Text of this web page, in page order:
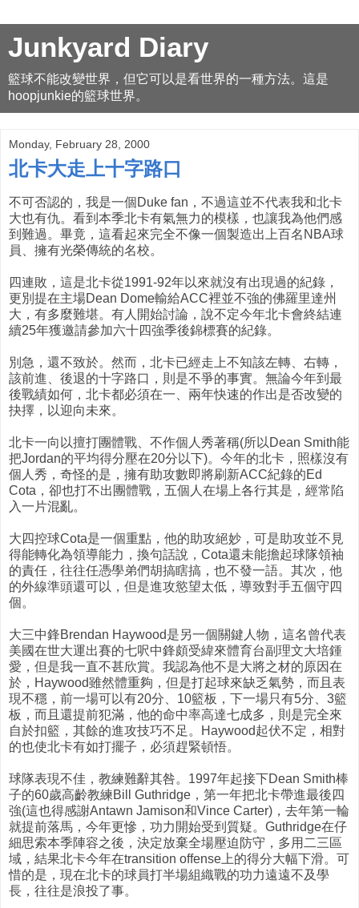
Junkyard Diary
籃球不能改變世界，但它可以是看世界的一種方法。這是
hoopjunkie的籃球世界。
Monday, February 28, 2000
北卡大走上十字路口
不可否認的，我是一個Duke fan，不過這並不代表我和北卡
大也有仇。看到本季北卡有氣無力的模樣，也讓我為他們感
到難過。畢竟，這看起來完全不像一個製造出上百名NBA球
員、擁有光榮傳統的名校。
四連敗，這是北卡從1991-92年以來就沒有出現過的紀錄，
更別提在主場Dean Dome輸給ACC裡並不強的佛羅里達州
大，有多麼難堪。有人開始討論，說不定今年北卡會終結連
續25年獲邀請參加六十四強季後錦標賽的紀錄。
別急，還不致於。然而，北卡已經走上不知該左轉、右轉，
該前進、後退的十字路口，則是不爭的事實。無論今年到最
後戰績如何，北卡都必須在一、兩年快速的作出是否改變的
抉擇，以迎向未來。
北卡一向以擅打團體戰、不作個人秀著稱(所以Dean Smith能
把Jordan的平均得分壓在20分以下)。今年的北卡，照樣沒有
個人秀，奇怪的是，擁有助攻數即將刷新ACC紀錄的Ed
Cota，卻也打不出團體戰，五個人在場上各行其是，經常陷
入一片混亂。
大四控球Cota是一個重點，他的助攻絕妙，可是助攻並不見
得能轉化為領導能力，換句話說，Cota還未能擔起球隊領袖
的責任，往往任憑學弟們胡搞瞎搞，也不發一語。其次，他
的外線準頭還可以，但是進攻慾望太低，導致對手五個守四
個。
大三中鋒Brendan Haywood是另一個關鍵人物，這名曾代表
美國在世大運出賽的七呎中鋒頗受緯來體育台副理文大培鍾
愛，但是我一直不甚欣賞。我認為他不是大將之材的原因在
於，Haywood雖然體重夠，但是打起球來缺乏氣勢，而且表
現不穩，前一場可以有20分、10籃板，下一場只有5分、3籃
板，而且還提前犯滿，他的命中率高達七成多，則是完全來
自於扣籃，其餘的進攻技巧不足。Haywood起伏不定，相對
的也使北卡有如打擺子，必須趕緊頓悟。
球隊表現不佳，教練難辭其咎。1997年起接下Dean Smith棒
子的60歲高齡教練Bill Guthridge，第一年把北卡帶進最後四
強(這也得感謝Antawn Jamison和Vince Carter)，去年第一輪
就提前落馬，今年更慘，功力開始受到質疑。Guthridge在仔
細思索本季陣容之後，決定放棄全場壓迫防守，多用二三區
域，結果北卡今年在transition offense上的得分大幅下滑。可
惜的是，現在北卡的球員打半場組織戰的功力遠遠不及學
長，往往是浪投了事。